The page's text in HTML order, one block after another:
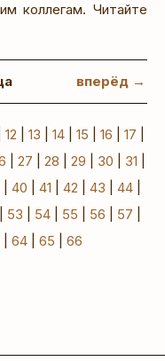
коллегам. Читайте
вперёд →
12 13 14| 15 16 17
27 28 29 30 31
40 41 42 43 44|
53 54 55 56 57
64| 65 66